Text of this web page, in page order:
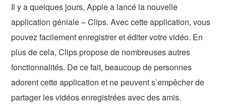
Il y a quelques jours, Apple a lancé la nouvelle
application géniale – Clips. Avec cette application, vous
pouvez facilement enregistrer et éditer votre vidéo. En
plus de cela, Clips propose de nombreuses autres
fonctionnalités. De ce fait, beaucoup de personnes
adorent cette application et ne peuvent s’empêcher de
partager les vidéos enregistrées avec des amis.